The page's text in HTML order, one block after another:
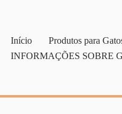
Início Produtos para
INFORMAÇÕES SOBRE